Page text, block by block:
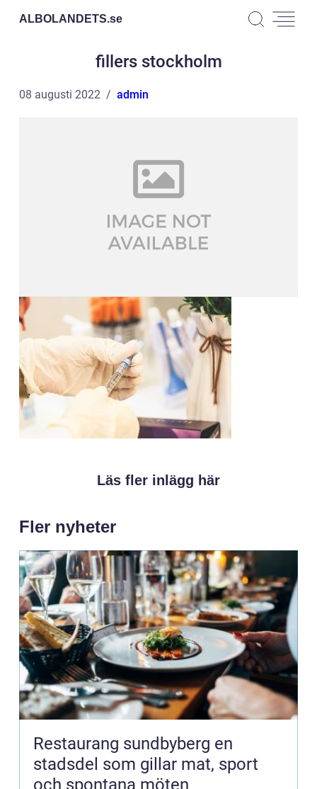
ALBOLANDETS.se
fillers stockholm
08 augusti 2022 admin
Läs fler inlägg här
Fler nyheter
Restaurang sundbyberg en
stadsdel som gillar mat, sport
och spontana möten